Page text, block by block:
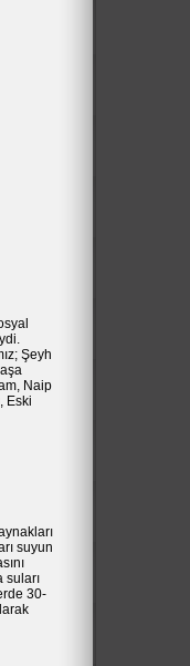
Şeyh
Naip
Eski
suyun
suları
30-